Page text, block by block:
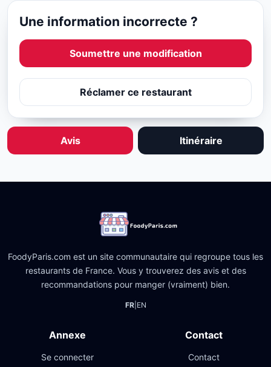
Une information incorrecte ?
Soumettre une modification
Réclamer ce restaurant
Avis Itinéraire
FoodyParis.com est un site communautaire qui regroupe tous les
restaurants de France. Vous y trouverez des avis et des
recommandations pour manger (vraiment) bien.
FR| EN
Annexe
Se connecter
Contact
Contact